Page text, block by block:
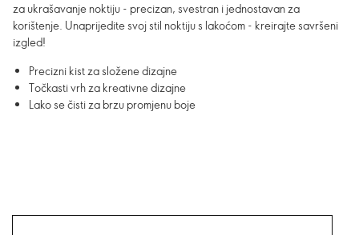
za ukrašavanje noktiju - precizan, svestran i jednostavan za
korištenje. Unaprijedite svoj stil noktiju s lakoćom - kreirajte savršeni
izgled!
Precizni kist za složene dizajne
Točkasti vrh za kreativne dizajne
Lako se čisti za brzu promjenu boje